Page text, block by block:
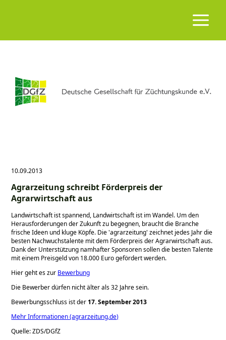
10.09.2013
Agrarzeitung schreibt Förderpreis der
Agrarwirtschaft aus
Landwirtschaft ist spannend, Landwirtschaft ist im Wandel. Um den
Herausforderungen der Zukunft zu begegnen, braucht die Branche
frische Ideen und kluge Köpfe. Die 'agrarzeitung' zeichnet jedes Jahr die
besten Nachwuchstalente mit dem Förderpreis der Agrarwirtschaft aus.
Dank der Unterstützung namhafter Sponsoren sollen die besten Talente
mit einem Preisgeld von 18.000 Euro gefördert werden.
Hier geht es zur Bewerbung
Die Bewerber dürfen nicht älter als 32 Jahre sein.
Bewerbungsschluss ist der17. September 2013
Mehr Informationen (agrarzeitung.de)
Quelle: ZDS/DGfZ